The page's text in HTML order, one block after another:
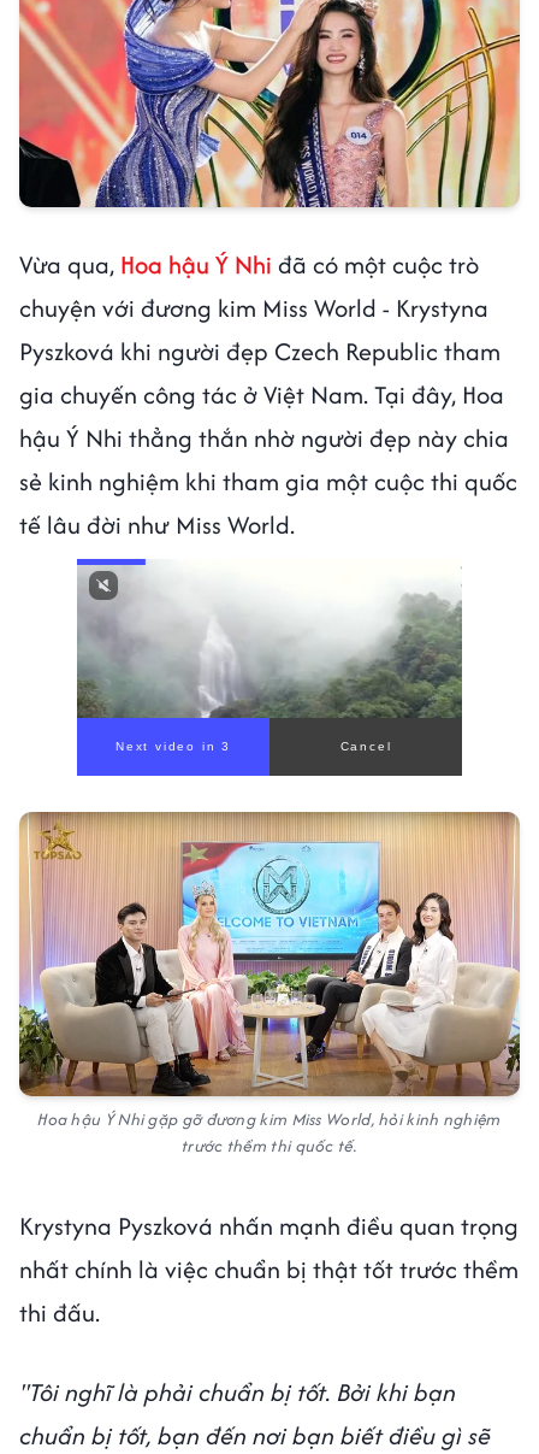
Vừa qua, Hoa hậu Ý Nhi đã có một cuộc trò
chuyện với đương kim Miss World - Krystyna
Pyszková khi người đẹp Czech Republic tham
gia chuyến công tác ở Việt Nam. Tại đây, Hoa
hậu Ý Nhi thẳng thắn nhờ người đẹp này chia
sẻ kinh nghiệm khi tham gia một cuộc thi quốc
tế lâu đời như Miss World.
Next video in 1 Cancel
Hoa hậu Ý Nhi gặp gỡ đương kim Miss World, hỏi kinh nghiệm
trước thềm thi quốc tế.
Krystyna Pyszková nhấn mạnh điều quan trọng
nhất chính là việc chuẩn bị thật tốt trước thềm
thi đấu.
"Tôi nghĩ là phải chuẩn bị tốt. Bởi khi bạn
chuẩn bị tốt, bạn đến nơi bạn biết điều gì sẽ